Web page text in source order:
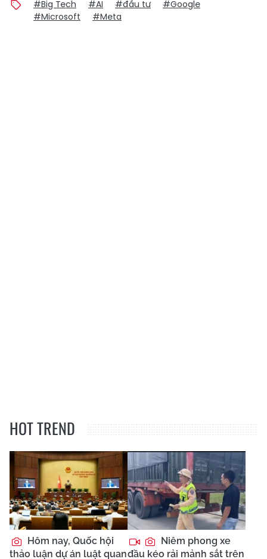
#Big Tech #AI #đầu tư
#Google
#Microsoft
#Meta
HOT TREND
Hôm nay, Quốc hội
thảo luận dự án luật quan
Niêm phong xe
đầu kéo rải mảnh sắt trên